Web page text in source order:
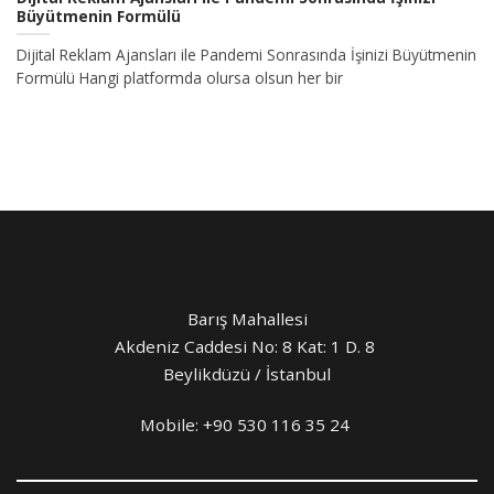
Büyütmenin Formülü
Dijital Reklam Ajansları ile Pandemi Sonrasında İşinizi Büyütmenin
Formülü Hangi platformda olursa olsun her bir
Barış Mahallesi
Akdeniz Caddesi No: 8 Kat: 1 D. 8
Beylikdüzü / İstanbul
Mobile: +90 530 116 35 24